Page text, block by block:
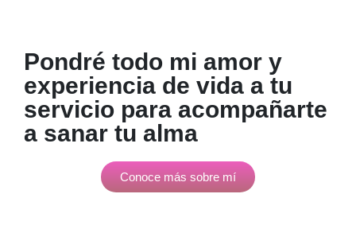
Pondré todo mi amor y
experiencia de vida a tu
servicio para acompañarte
a sanar tu alma
Conoce más sobre mí